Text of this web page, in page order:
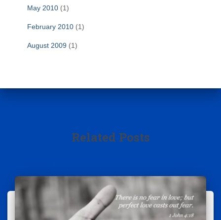
May 2010 (1)
February 2010 (1)
August 2009 (1)
Related Posts